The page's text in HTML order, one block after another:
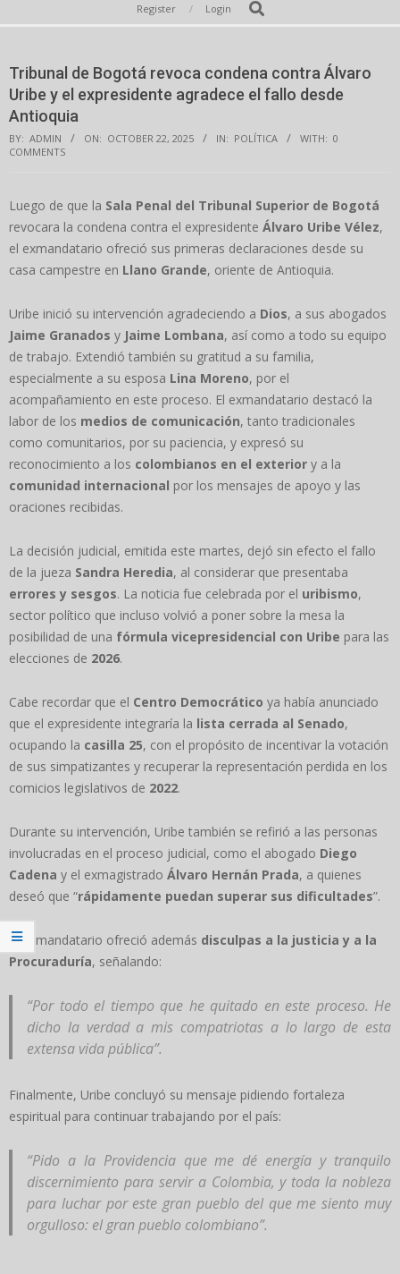
Navigation
Register Login Search
Tribunal de Bogotá revoca condena contra Álvaro
Uribe y el expresidente agradece el fallo desde
Antioquia
BY: ADMIN ON: OCTOBER 22, 2025 IN: POLÍTICA WITH: 0
COMMENTS
Luego de que la Sala Penal del Tribunal Superior de Bogotá
revocara la condena contra el expresidente Álvaro Uribe Vélez,
el exmandatario ofreció sus primeras declaraciones desde su
casa campestre en Llano Grande, oriente de Antioquia.
Uribe inició su intervención agradeciendo a Dios, a sus abogados
Jaime Granados y Jaime Lombana, así como a todo su equipo
de trabajo. Extendió también su gratitud a su familia,
especialmente a su esposa Lina Moreno, por el
acompañamiento en este proceso. El exmandatario destacó la
labor de los medios de comunicación, tanto tradicionales
como comunitarios, por su paciencia, y expresó su
reconocimiento a los colombianos en el exterior y a la
comunidad internacional por los mensajes de apoyo y las
oraciones recibidas.
La decisión judicial, emitida este martes, dejó sin efecto el fallo
de la jueza Sandra Heredia, al considerar que presentaba
errores y sesgos. La noticia fue celebrada por el uribismo,
sector político que incluso volvió a poner sobre la mesa la
posibilidad de una fórmula vicepresidencial con Uribe para las
elecciones de 2026.
Cabe recordar que el Centro Democrático ya había anunciado
que el expresidente integraría la lista cerrada al Senado,
ocupando la casilla 25, con el propósito de incentivar la votación
de sus simpatizantes y recuperar la representación perdida en los
comicios legislativos de 2022.
Durante su intervención, Uribe también se refirió a las personas
involucradas en el proceso judicial, como el abogado Diego
Cadena y el exmagistrado Álvaro Hernán Prada, a quienes
deseó que “rápidamente puedan superar sus dificultades”.
El exmandatario ofreció además disculpas a la justicia y a la
Procuraduría, señalando:
“Por todo el tiempo que he quitado en este proceso. He
dicho la verdad a mis compatriotas a lo largo de esta
extensa vida pública”.
Finalmente, Uribe concluyó su mensaje pidiendo fortaleza
espiritual para continuar trabajando por el país:
“Pido a la Providencia que me dé energía y tranquilo
discernimiento para servir a Colombia, y toda la nobleza
para luchar por este gran pueblo del que me siento muy
orgulloso: el gran pueblo colombiano”.